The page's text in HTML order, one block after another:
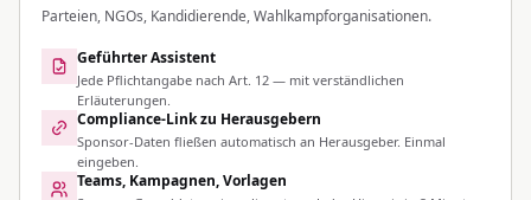
Parteien, NGOs, Kandidierende, Wahlkampforganisationen.
Geführter Assistent
Jede Pflichtangabe nach Art. 12 — mit verständlichen
Erläuterungen.
Compliance-Link zu Herausgebern
Sponsor-Daten fließen automatisch an Herausgeber. Einmal
eingeben.
Teams, Kampagnen, Vorlagen